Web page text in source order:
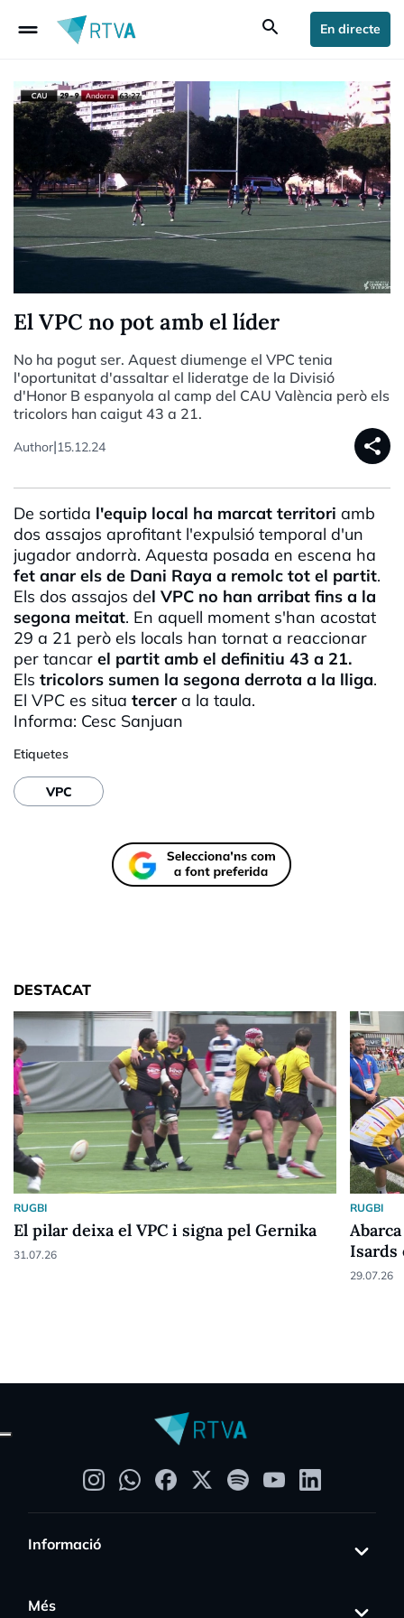
drag_handle search En directe
El VPC no pot amb el líder
No ha pogut ser. Aquest diumenge el VPC tenia
l'oportunitat d'assaltar el lideratge de la Divisió
d'Honor B espanyola al camp del CAU València però els
tricolors han caigut 43 a 21.
Author|15.12.24 share
De sortida l'equip local ha marcat territori amb
dos assajos aprofitant l'expulsió temporal d'un
jugador andorrà. Aquesta posada en escena ha
fet anar els de Dani Raya a remolc tot el partit.
Els dos assajos del VPC no han arribat fins a la
segona meitat. En aquell moment s'han acostat
29 a 21 però els locals han tornat a reaccionar
per tancar el partit amb el definitiu 43 a 21.
Els tricolors sumen la segona derrota a la lliga.
El VPC es situa tercer a la taula.
Informa: Cesc Sanjuan
Etiquetes
VPC
DESTACAT
RUGBI
El pilar deixa el VPC i signa pel Gernika
31.07.26
RUGBI
Isards
29.07.26
Informació
Més